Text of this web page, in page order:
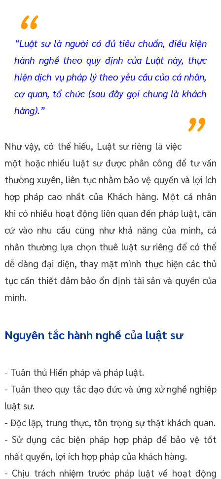
“Luật sư là người có đủ tiêu chuẩn, điều kiện
hành nghề theo quy định của Luật này, thực
hiện dịch vụ pháp lý theo yêu cầu của cá nhân,
cơ quan, tổ chức (sau đây gọi chung là khách
hàng).”
Như vậy, có thể hiểu, Luật sư riêng là việc
một hoặc nhiều luật sư được phân công để tư vấn
thường xuyên, liên tục nhằm bảo vệ quyền và lợi ích
hợp pháp cao nhất của Khách hàng. Một cá nhân
khi có nhiều hoạt động liên quan đến pháp luật, căn
cứ vào nhu cầu cũng như khả năng của mình, cá
nhân thường lựa chọn thuê luật sư riêng để có thể
dễ dàng đại diện, thay mặt mình thực hiện các thủ
tục cần thiết đảm bảo ổn định tài sản và quyền của
mình.
Nguyên tắc hành nghề của luật sư
- Tuân thủ Hiến pháp và pháp luật.
- Tuân theo quy tắc đạo đức và ứng xử nghề nghiệp
luật sư.
- Độc lập, trung thực, tôn trọng sự thật khách quan.
- Sử dụng các biện pháp hợp pháp để bảo vệ tốt
nhất quyền, lợi ích hợp pháp của khách hàng.
- Chịu trách nhiệm trước pháp luật về hoạt động